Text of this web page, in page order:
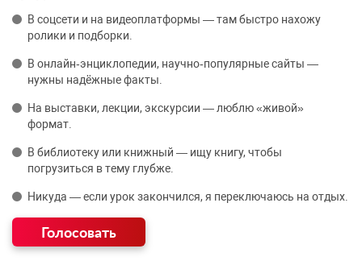
В соцсети и на видеоплатформы — там быстро нахожу
ролики и подборки.
В онлайн‑энциклопедии, научно‑популярные сайты —
нужны надёжные факты.
На выставки, лекции, экскурсии — люблю «живой»
формат.
В библиотеку или книжный — ищу книгу, чтобы
погрузиться в тему глубже.
Никуда — если урок закончился, я переключаюсь на отдых.